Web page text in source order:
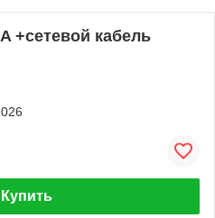
+сетевой кабель
Купить